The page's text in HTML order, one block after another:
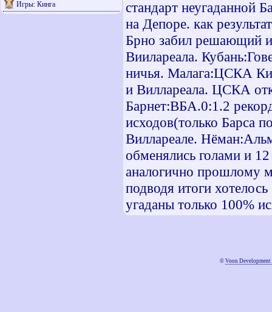
Игры: Кинга
стандарт неугаданной
на Депоре. как
Брно забил решающий и
Виилареала.
ничья. Малага:ЦСКА
и Виллареала. ЦСКА
Барнет:ВБА.0:1.2
исходов(только Барса
Виллареале.
обменялись голами и
аналогично прошлому
подводя итоги
угаданы только 100%
© Voon Development